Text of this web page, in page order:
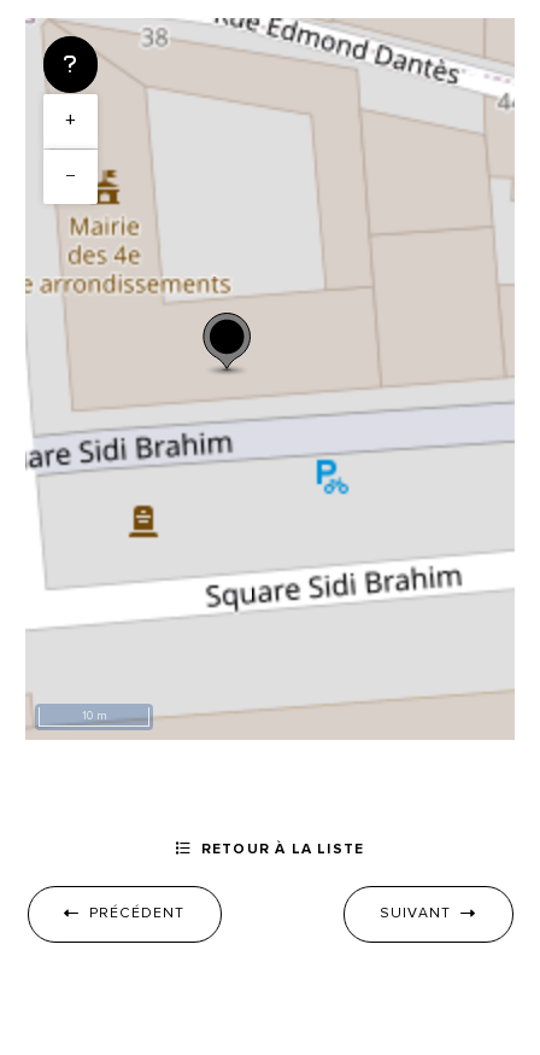
+
−
10 m
PRÉCÉDENT
RETOUR À LA LISTE
SUIVANT